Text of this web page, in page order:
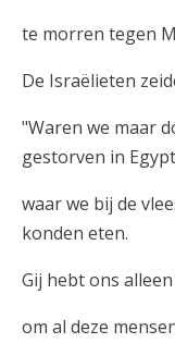
te morren tegen
De Israëlieten
"Waren we maar
gestorven in
waar we bij de
konden eten.
Gij hebt ons
om al deze